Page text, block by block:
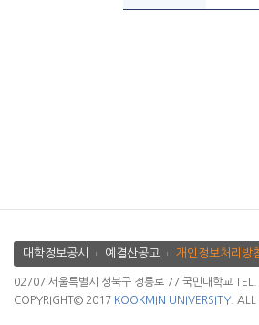
대학정보공시 예결산공고 개인정보처리방
02707 서울특별시 성북구 정릉로 77 국민대학교
COPYRIGHT© 2017 KOOKMIN UNIVERSITY. ALL